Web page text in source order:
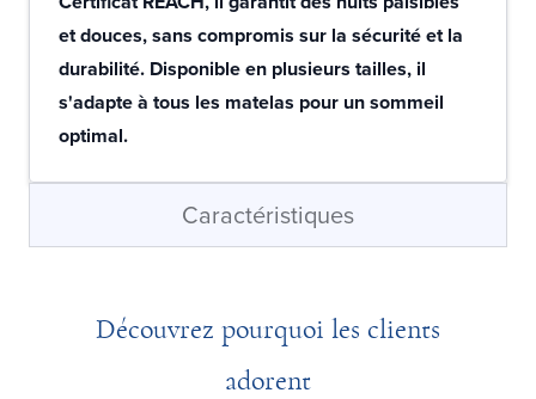
et douces, sans compromis sur la sécurité et la
durabilité. Disponible en plusieurs tailles, il
s'adapte à tous les matelas pour un sommeil
optimal.
Caractéristiques
Découvrez pourquoi les clients
adorent